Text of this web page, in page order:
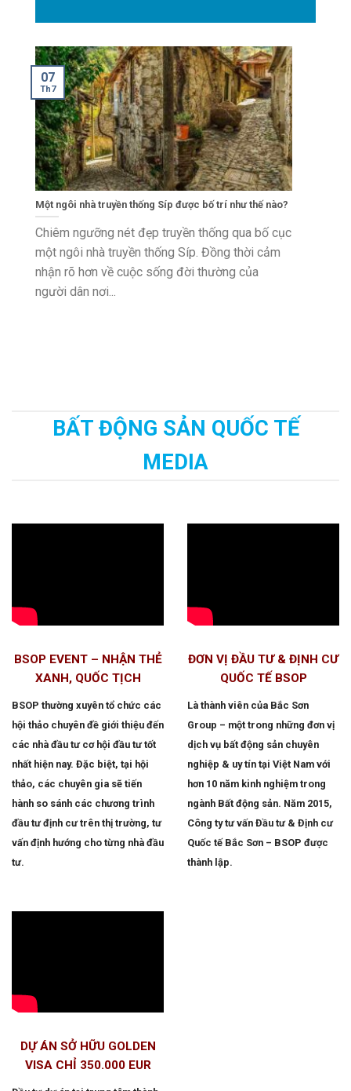
Một ngôi nhà truyền thống Síp được bố trí như thế nào?
Chiêm ngưỡng nét đẹp truyền thống qua bố cục
một ngôi nhà truyền thống Síp. Đồng thời cảm
nhận rõ hơn về cuộc sống đời thường của
người dân nơi...
07
Th7
BẤT ĐỘNG SẢN QUỐC TẾ
MEDIA
BSOP EVENT – NHẬN THẺ
XANH, QUỐC TỊCH
BSOP thường xuyên tổ chức các
hội thảo chuyên đề giới thiệu đến
các nhà đầu tư cơ hội đầu tư tốt
nhất hiện nay. Đặc biệt, tại hội
thảo, các chuyên gia sẽ tiến
hành so sánh các chương trình
đầu tư định cư trên thị trường, tư
vấn định hướng cho từng nhà đầu
tư.
ĐƠN VỊ ĐẦU TƯ & ĐỊNH CƯ
QUỐC TẾ BSOP
Là thành viên của Bắc Sơn
Group – một trong những đơn vị
dịch vụ bất động sản chuyên
nghiệp & uy tín tại Việt Nam với
hơn 10 năm kinh nghiệm trong
ngành Bất động sản. Năm 2015,
Công ty tư vấn Đầu tư & Định cư
Quốc tế Bắc Sơn – BSOP được
thành lập.
DỰ ÁN SỞ HỮU GOLDEN
VISA CHỈ 350.000 EUR